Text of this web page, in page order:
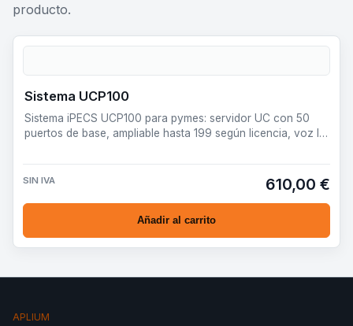
producto.
Sistema UCP100
Sistema iPECS UCP100 para pymes: servidor UC con 50
puertos de base, ampliable hasta 199 según licencia, voz IP,
SIN IVA 610,00 €
Añadir al carrito
APLIUM